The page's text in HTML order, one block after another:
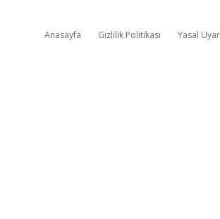
Anasayfa Gizlilik Politikası Yasal